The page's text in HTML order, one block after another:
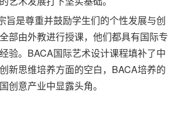
是尊重并鼓励学生们的个性发展与创
部由外教进行授课，他们都具有国际专
验。BACA国际艺术设计课程填补了中
新思维培养方面的空白，BACA培养的
创意产业中显露头角。